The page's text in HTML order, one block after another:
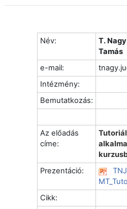
Név:
T.
Tamás
e-mail:
Intézmény:
Bemutatkozás:
Az előadás
címe:
Prezentáció:
Cikk: